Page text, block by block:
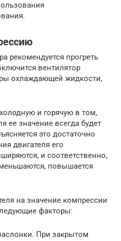
рекомендуется прогреть
вентилятор
охлаждающей жидкости,
и горячую в том,
ее значение всегда будет
это достаточно
двигателя его
и соответственно,
повышается
на значение компрессии
факторы:
При закрытом